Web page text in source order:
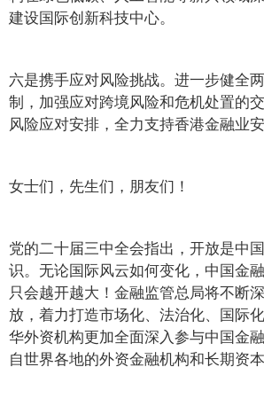
建设国际创新科技中心。
六是携手应对风险挑战。进一步健全
制，加强应对跨境风险和危机处置的
风险应对安排，全力支持香港金融业安
女士们，先生们，朋友们！
党的二十届三中全会指出，开放是中
识。无论国际风云如何变化，中国金
只会越开越大！金融监管总局将不断
放，着力打造市场化、法治化、国际
华外资机构更加全面深入参与中国金
自世界各地的外资金融机构和长期资